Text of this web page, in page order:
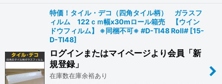
特価！タイル・デコ（四角タイル柄） ガラスフ
ィルム 122ｃｍ幅x30mロール箱売 【ウイン
ドウフィルム】 ※同梱不可※ #D-TI48 Roll# [15-
D-TI48]
ログインまたはマイページより会員「新
規登録」
在庫数在庫余裕あり